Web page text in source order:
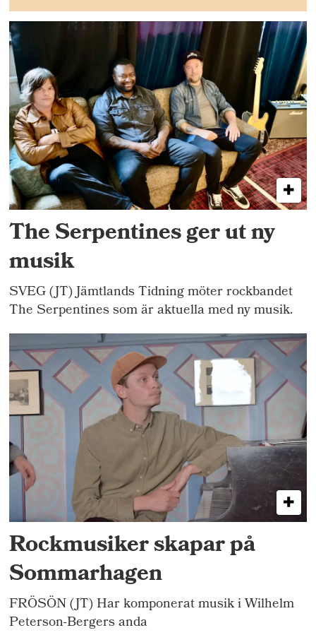
The Serpentines ger ut ny
musik
SVEG (JT) Jämtlands Tidning möter rockbandet
The Serpentines som är aktuella med ny musik.
Rockmusiker skapar på
Sommarhagen
FRÖSÖN (JT) Har komponerat musik i Wilhelm
Peterson-Bergers anda